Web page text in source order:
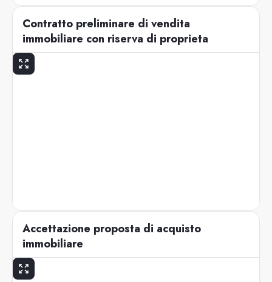
Contratto preliminare di vendita
immobiliare con riserva di proprieta
Accettazione proposta di acquisto
immobiliare